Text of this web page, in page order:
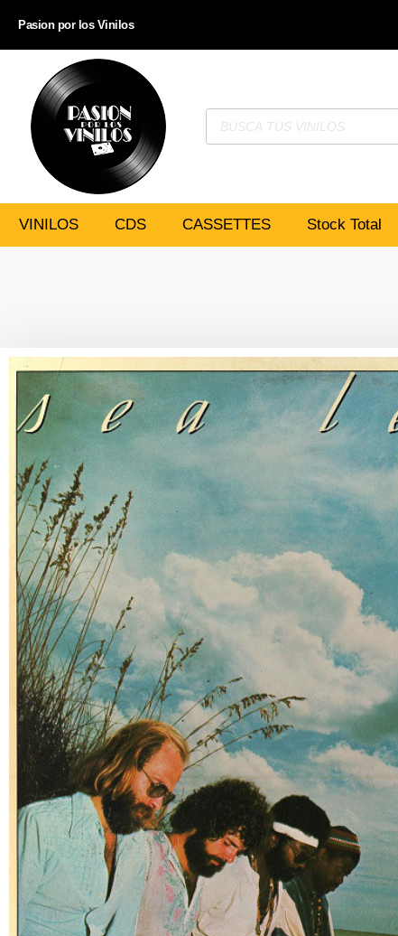
Pasion por los Vinilos
VINILOS CDS CASSETTES Stock Total